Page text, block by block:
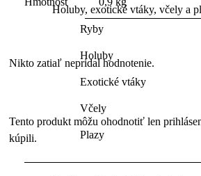
Holuby, exotické vtáky, včely a
Ryby
Holuby
Exotické vtáky
Včely
Plazy
Nikto zatiaľ nepridal hodnotenie.
Tento produkt môžu ohodnotiť len
kúpili.